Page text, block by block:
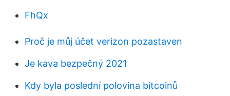
FhQx
Proč je můj účet verizon pozastaven
Je kava bezpečný 2021
Kdy byla poslední polovina bitcoinů